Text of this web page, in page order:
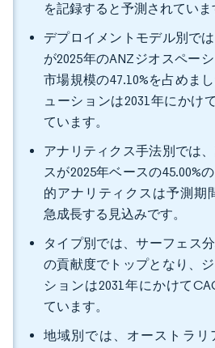
を記録すると予測されていま
デプロイメントモデル別で
が2025年のANZジオスペー
市場規模の47.10%を占めま
ューションは2031年にかけ
ています。
アナリティクス手法別では
スが2025年ベースの45.00%
的アナリティクスは予測期
急成長する見込みです。
タイプ別では、サーフェス
の貢献度でトップとなり、
ションは2031年にかけて
ています。
地域別では、オーストラリ